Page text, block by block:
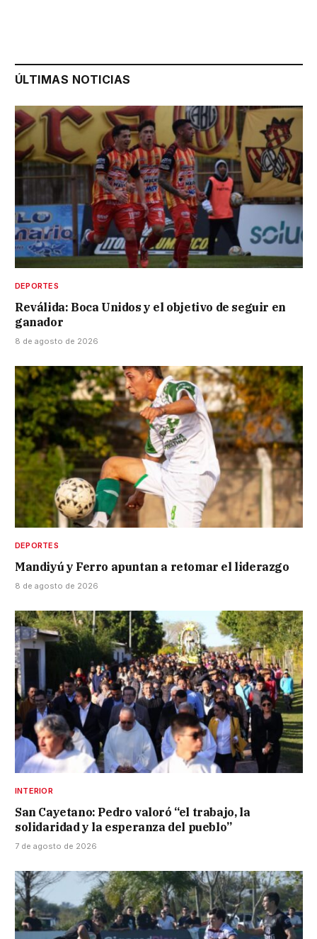
ÚLTIMAS NOTICIAS
DEPORTES
Reválida: Boca Unidos y el objetivo de seguir en
ganador
8 de agosto de 2026
DEPORTES
Mandiyú y Ferro apuntan a retomar el liderazgo
8 de agosto de 2026
INTERIOR
San Cayetano: Pedro valoró “el trabajo, la
solidaridad y la esperanza del pueblo”
7 de agosto de 2026